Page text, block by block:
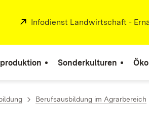
Extern:
Infodienst Landwirtschaft -
Sonderkulturen
Berufsausbildung im Agrarbereich